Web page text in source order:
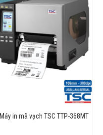
Máy in mã vạch TSC TTP-368MT